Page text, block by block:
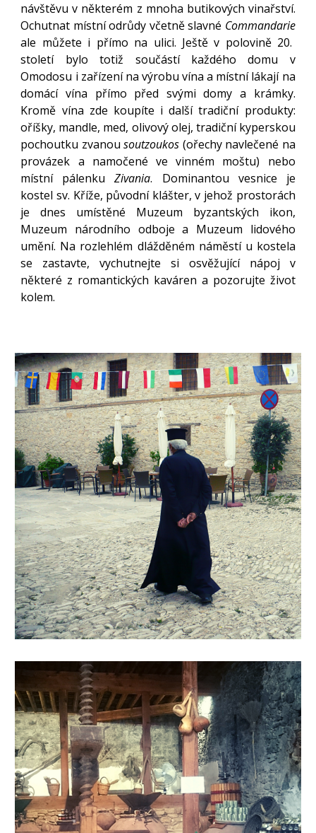
návštěvu v některém z mnoha butikových vinařství.
Ochutnat místní odrůdy včetně slavné Commandarie
ale můžete i přímo na ulici. Ještě v polovině 20.
století bylo totiž součástí každého domu v
Omodosu i zařízení na výrobu vína a místní lákají na
domácí vína přímo před svými domy a krámky.
Kromě vína zde koupíte i další tradiční produkty:
oříšky, mandle, med, olivový olej, tradiční kyperskou
pochoutku zvanousoutzoukos (ořechy navlečené na
provázek a namočené ve vinném moštu) nebo
místní pálenkuZivania. Dominantou vesnice je
kostel sv. Kříže, původní klášter, v jehož prostorách
je dnes umístěné Muzeum byzantských ikon,
Muzeum národního odboje a Muzeum lidového
umění. Na rozlehlém dlážděném náměstí u kostela
se zastavte, vychutnejte si osvěžující nápoj v
některé z romantických kaváren a pozorujte život
kolem.